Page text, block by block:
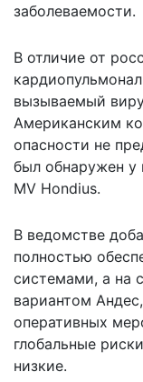
заболеваемости.
В отличие от
вызываемый
Американским
опасности не
был обнаружен у
MV Hondius.
В ведомстве
полностью
системами, а на
вариантом
оперативных
глобальные
низкие.